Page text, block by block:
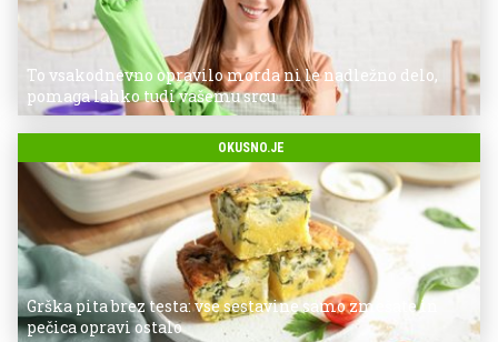
To vsakodnevno opravilo morda ni le nadležno delo,
pomaga lahko tudi vašemu srcu
OKUSNO.JE
Grška pita brez testa: vse sestavine samo zmešate in
pečica opravi ostalo